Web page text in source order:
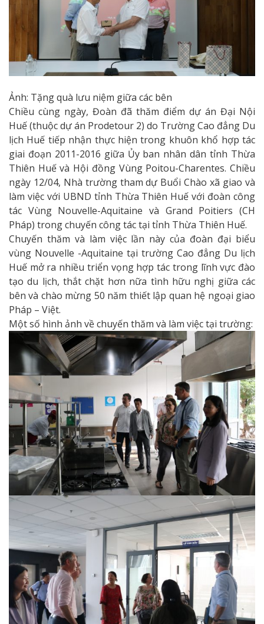
Ảnh: Tặng quà lưu niệm giữa các bên
Chiều cùng ngày, Đoàn đã thăm điểm dự án Đại Nội
Huế (thuộc dự án Prodetour 2) do Trường Cao đẳng Du
lịch Huế tiếp nhận thực hiện trong khuôn khổ hợp tác
giai đoạn 2011-2016 giữa Ủy ban nhân dân tỉnh Thừa
Thiên Huế và Hội đồng Vùng Poitou-Charentes. Chiều
ngày 12/04, Nhà trường tham dự Buổi Chào xã giao và
làm việc với UBND tỉnh Thừa Thiên Huế với đoàn công
tác Vùng Nouvelle-Aquitaine và Grand Poitiers (CH
Pháp) trong chuyến công tác tại tỉnh Thừa Thiên Huế.
Chuyến thăm và làm việc lần này của đoàn đại biểu
vùng Nouvelle -Aquitaine tại trường Cao đẳng Du lịch
Huế mở ra nhiều triển vọng hợp tác trong lĩnh vực đào
tạo du lịch, thắt chặt hơn nữa tình hữu nghị giữa các
bên và chào mừng 50 năm thiết lập quan hệ ngoại giao
Pháp – Việt.
Một số hình ảnh về chuyến thăm và làm việc tại trường: